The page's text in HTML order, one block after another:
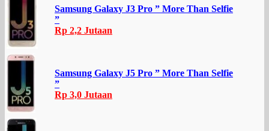
Samsung Galaxy J3 Pro ” More Than Selfie
”
Rp 2,2 Jutaan
Samsung Galaxy J5 Pro ” More Than Selfie
”
Rp 3,0 Jutaan